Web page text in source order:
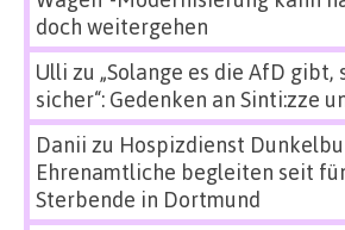
doch weitergehen
Ulli zu „Solange es die AfD
sicher“: Gedenken an Sinti:zze
Danii zu Hospizdienst
Ehrenamtliche begleiten seit
Sterbende in Dortmund